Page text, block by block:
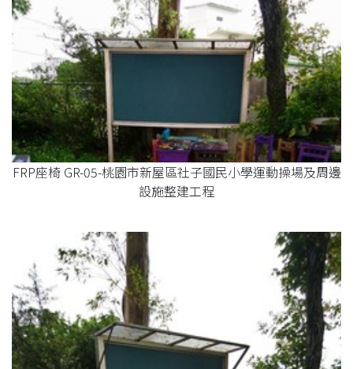
FRP座椅 GR-05-桃園市新屋區社子國民小學運動操場及周邊
設施整建工程